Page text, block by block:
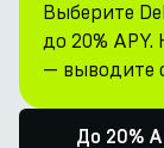
Выберите
до 20% APY.
— выводите
До 20%